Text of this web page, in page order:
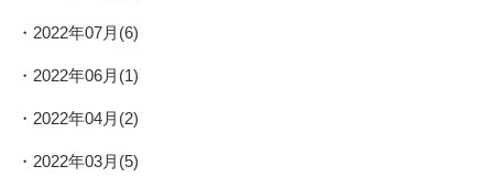
2022年07月(6)
2022年06月(1)
2022年04月(2)
2022年03月(5)